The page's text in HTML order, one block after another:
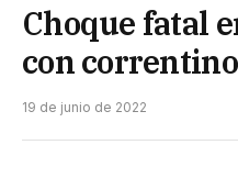
Choque fatal
con
19 de junio de 2022